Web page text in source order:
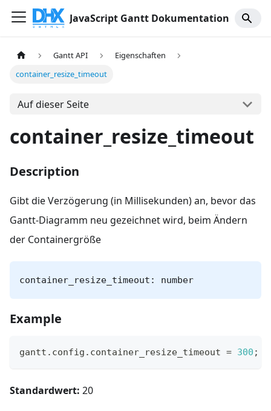
JavaScript Gantt Dokumentation
Gantt API
Eigenschaften
container_resize_timeout
Auf dieser Seite
container_resize_timeout
Description
Gibt die Verzögerung (in Millisekunden) an, bevor das
Gantt-Diagramm neu gezeichnet wird, beim Ändern
der Containergröße
container_resize_timeout: number
Example
gantt . config . container_resize_timeout = 300 ;
Standardwert: 20